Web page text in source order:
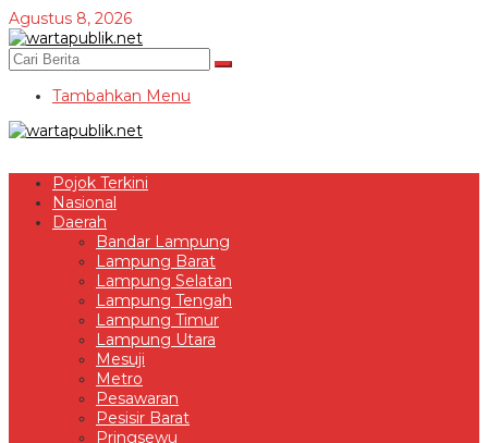
Lewati
ke
konten
Agustus 8, 2026
Tambahkan Menu
Pojok Terkini
Nasional
Daerah
Bandar Lampung
Lampung Barat
Lampung Selatan
Lampung Tengah
Lampung Timur
Lampung Utara
Mesuji
Metro
Pesawaran
Pesisir Barat
Pringsewu